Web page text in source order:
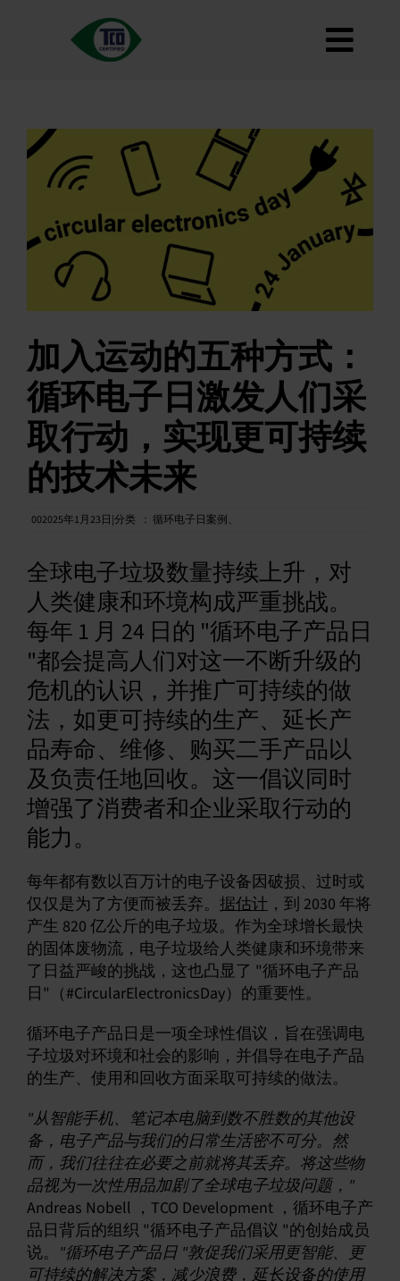
切
导
航
如何使用
路线图
Product Finder
联系我们
通讯
我的账户
搜索
中文 (简体)
加入运动的五种方式：
循环电子日激发人们采
取行动，实现更可持续
的技术未来
002025年1月23日|分类 ： 循环电子日案例、
全球电子垃圾数量持续上升，对
人类健康和环境构成严重挑战。
每年 1 月 24 日的 "循环电子产品日
"都会提高人们对这一不断升级的
危机的认识，并推广可持续的做
法，如更可持续的生产、延长产
品寿命、维修、购买二手产品以
及负责任地回收。这一倡议同时
增强了消费者和企业采取行动的
能力。
每年都有数以百万计的电子设备因破损、过时或
仅仅是为了方便而被丢弃。 据估计，到 2030 年将
产生 820 亿公斤的电子垃圾。作为全球增长最快
的固体废物流，电子垃圾给人类健康和环境带来
了日益严峻的挑战，这也凸显了 "循环电子产品
日"（#CircularElectronicsDay）的重要性。
循环电子产品日是一项全球性倡议，旨在强调电
子垃圾对环境和社会的影响，并倡导在电子产品
的生产、使用和回收方面采取可持续的做法。
"从智能手机、笔记本电脑到数不胜数的其他设
备，电子产品与我们的日常生活密不可分。然
而，我们往往在必要之前就将其丢弃。将这些物
品视为一次性用品加剧了全球电子垃圾问题，"
Andreas Nobell ，TCO Development ，循环电子产
品日背后的组织 "循环电子产品倡议 "的创始成员
说。 "循环电子产品日 "敦促我们采用更智能、更
可持续的解决方案，减少浪费，延长设备的使用